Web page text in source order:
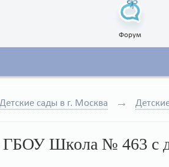
Форум
Детские сады в г. Москва
ГБОУ Школа № 463 с